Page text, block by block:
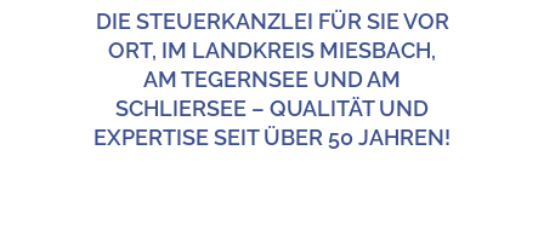
DIE STEUERKANZLEI FÜR SIE VOR
ORT, IM LANDKREIS MIESBACH,
AM TEGERNSEE UND AM
SCHLIERSEE – QUALITÄT UND
EXPERTISE SEIT ÜBER 50 JAHREN!